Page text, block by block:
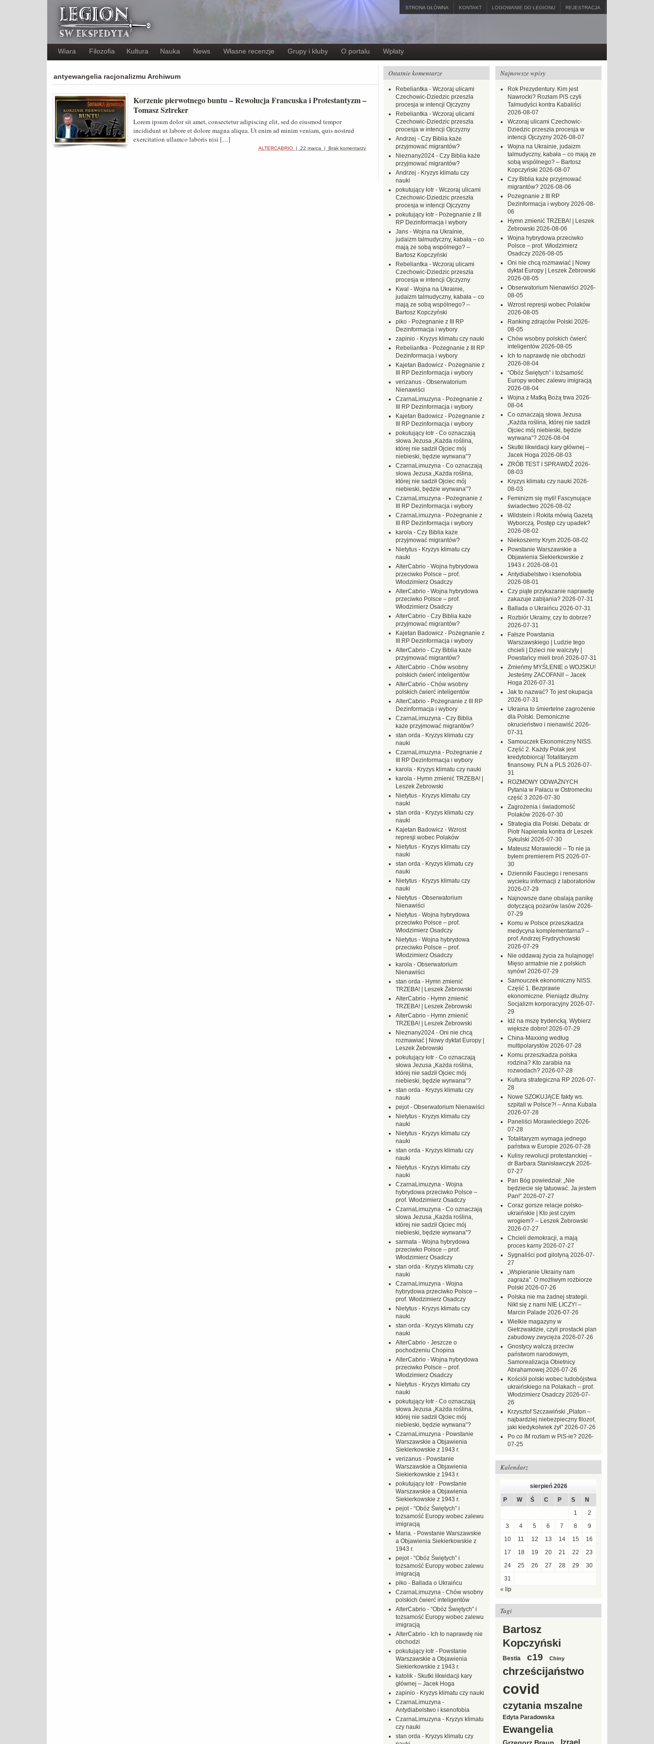
STRONA GŁÓWNA KONTAKT LOGOWANIE DO LEGIONU REJESTRACJA
Wiara Filozofia Kultura Nauka News Własne recenzje Grupy i kluby O portalu Wpłaty
antyewangelia racjonalizmu Archiwum
Korzenie pierwotnego buntu – Rewolucja Francuska i Protestantyzm –
Tomasz Sztreker
Lorem ipsum dolor sit amet, consectetur adipiscing elit, sed do eiusmod tempor
incididunt ut labore et dolore magna aliqua. Ut enim ad minim veniam, quis nostrud
exercitation ullamco laboris nisi […]
ALTERCABRIO | 22 marca | Brak komentarzy
Najnowsze wpisy
Rok Prezydentury. Kim jest
Nawrocki? Rozłam PiS czyli
Talmudyści kontra Kabaliści
2026-08-07
Wczoraj ulicami Czechowic-
Dziedzic przeszła procesja w
intencji Ojczyzny 2026-08-07
Wojna na Ukrainie, judaizm
talmudyczny, kabała – co mają ze
sobą wspólnego? – Bartosz
Kopczyński 2026-08-07
Czy Biblia każe przyjmować
migrantów? 2026-08-06
Pożegnanie z III RP
Dezinformacja i wybory 2026-08-
06
Hymn zmienić TRZEBA! | Leszek
Żebrowski 2026-08-06
Wojna hybrydowa przeciwko
Polsce – prof. Włodzimierz
Osadczy 2026-08-05
Oni nie chcą rozmawiać | Nowy
dyktat Europy | Leszek Żebrowski
2026-08-05
Obserwatorium Nienawiści 2026-
08-05
Wzrost represji wobec Polaków
2026-08-05
Ranking zdrajców Polski 2026-
08-05
Chów wsobny polskich ćwierć
inteligentów 2026-08-05
Ich to naprawdę nie obchodzi
2026-08-04
“Obóz Świętych” i tożsamość
Europy wobec zalewu imigracją
2026-08-04
Wojna z Matką Bożą trwa 2026-
08-04
Co oznaczają słowa Jezusa
„Każda roślina, której nie sadził
Ojciec mój niebieski, będzie
wyrwana”? 2026-08-04
Skutki likwidacji kary głównej –
Jacek Hoga 2026-08-03
ZRÓB TEST I SPRAWDŹ 2026-
08-03
Kryzys klimatu czy nauki 2026-
08-03
Feminizm się myli! Fascynujące
świadectwo 2026-08-02
Wildstein i Rokita mówią Gazetą
Wyborczą. Postęp czy upadek?
2026-08-02
Niekoszerny Krym 2026-08-02
Powstanie Warszawskie a
Objawienia Siekierkowskie z
1943 r. 2026-08-01
Antydiabelstwo i ksenofobia
2026-08-01
Czy piąte przykazanie naprawdę
zakazuje zabijania? 2026-07-31
Ballada o Ukraińcu 2026-07-31
Rozbiór Ukrainy, czy to dobrze?
2026-07-31
Fałsze Powstania
Warszawskiego | Ludzie tego
chcieli | Dzieci nie walczyły |
Powstańcy mieli broń 2026-07-31
Zmieńmy MYŚLENIE o WOJSKU!
Jesteśmy ZACOFANI! – Jacek
Hoga 2026-07-31
Jak to nazwać? To jest okupacja
2026-07-31
Ukraina to śmiertelne zagrożenie
dla Polski. Demoniczne
okrucieństwo i nienawiść 2026-
07-31
Samouczek Ekonomiczny NISS.
Część 2. Każdy Polak jest
kredytobiorcą! Totalitaryzm
finansowy. PLN a PLS 2026-07-
31
ROZMOWY ODWAŻNYCH
Pytania w Pałacu w Ostromecku
część 3 2026-07-30
Zagrożenia i świadomość
Polaków 2026-07-30
Strategia dla Polski. Debata: dr
Piotr Napierała kontra dr Leszek
Sykulski 2026-07-30
Mateusz Morawiecki – To nie ja
byłem premierem PiS 2026-07-
30
Dzienniki Fauciego i renesans
wycieku informacji z laboratoriów
2026-07-29
Najnowsze dane obalają panikę
dotyczącą pożarów lasów 2026-
07-29
Komu w Polsce przeszkadza
medycyna komplementarna? –
prof. Andrzej Frydrychowski
2026-07-29
Nie oddawaj życia za hulajnogę!
Mięso armatnie nie z polskich
synów! 2026-07-29
Samouczek ekonomiczny NISS.
Część 1. Bezprawie
ekonomiczne. Pieniądz dłużny.
Socjalizm korporacyjny 2026-07-
29
Idź na mszę trydencką. Wybierz
większe dobro! 2026-07-29
China-Maxxing według
multipolarystów 2026-07-28
Komu przeszkadza polska
rodzina? Kto zarabia na
rozwodach? 2026-07-28
Kultura strategiczna RP 2026-07-
28
Nowe SZOKUJĄCE fakty ws.
szpitali w Polsce?! – Anna Kubala
2026-07-28
Paneliści Morawieckiego 2026-
07-28
Totalitaryzm wymaga jednego
państwa w Europie 2026-07-28
Kulisy rewolucji protestanckiej –
dr Barbara Stanisławczyk 2026-
07-27
Pan Bóg powiedział: „Nie
będziecie się tatuować. Ja jestem
Pan!” 2026-07-27
Coraz gorsze relacje polsko-
ukraińskie | Kto jest czyim
wrogiem? – Leszek Żebrowski
2026-07-27
Chcieli demokracji, a mają
proces karny 2026-07-27
Sygnaliści pod gilotyną 2026-07-
27
„Wspieranie Ukrainy nam
zagraża”. O możliwym rozbiorze
Polski 2026-07-26
Polska nie ma żadnej strategii.
Nikt się z nami NIE LICZY! –
Marcin Palade 2026-07-26
Wielkie magazyny w
Gietrzwałdzie, czyli prostacki plan
zabudowy zwycięża 2026-07-26
Gnostycy walczą przeciw
państwom narodowym,
Samorealizacja Obietnicy
Abrahamowej 2026-07-26
Kościół polski wobec ludobójstwa
ukraińskiego na Polakach – prof.
Włodzimierz Osadczy 2026-07-
26
Krzysztof Szczawiński „Platon –
najbardziej niebezpieczny filozof,
jaki kiedykolwiek żył” 2026-07-26
Po co IM rozłam w PiS-ie? 2026-
07-25
Kalendarz
sierpień 2026
P
W Ś C P S
N
1
2
3
4 5 6 7 8
9
10
11 12 13 14 15
16
17
18 19 20 21 22
23
24
25 26 27 28 29
30
31
« lip
Tagi
Bartosz
Kopczyński
Bestia c19 Chiny
chrześcijaństwo
covid
czytania mszalne
Edyta Paradowska
Ewangelia
Izrael
Ostatnie komentarze
Rebeliantka - Wczoraj ulicami
Czechowic-Dziedzic przeszła
procesja w intencji Ojczyzny
Rebeliantka - Wczoraj ulicami
Czechowic-Dziedzic przeszła
procesja w intencji Ojczyzny
Andrzej - Czy Biblia każe
przyjmować migrantów?
Nieznany2024 - Czy Biblia każe
przyjmować migrantów?
Andrzej - Kryzys klimatu czy
nauki
pokutujący łotr - Wczoraj ulicami
Czechowic-Dziedzic przeszła
procesja w intencji Ojczyzny
pokutujący łotr - Pożegnanie z III
RP Dezinformacja i wybory
Jans - Wojna na Ukrainie,
judaizm talmudyczny, kabała – co
mają ze sobą wspólnego? –
Bartosz Kopczyński
Rebeliantka - Wczoraj ulicami
Czechowic-Dziedzic przeszła
procesja w intencji Ojczyzny
Kwal - Wojna na Ukrainie,
judaizm talmudyczny, kabała – co
mają ze sobą wspólnego? –
Bartosz Kopczyński
piko - Pożegnanie z III RP
Dezinformacja i wybory
zapinio - Kryzys klimatu czy nauki
Rebeliantka - Pożegnanie z III RP
Dezinformacja i wybory
Kajetan Badowicz - Pożegnanie z
III RP Dezinformacja i wybory
verizanus - Obserwatorium
Nienawiści
CzarnaLimuzyna - Pożegnanie z
III RP Dezinformacja i wybory
Kajetan Badowicz - Pożegnanie z
III RP Dezinformacja i wybory
pokutujący łotr - Co oznaczają
słowa Jezusa „Każda roślina,
której nie sadził Ojciec mój
niebieski, będzie wyrwana”?
CzarnaLimuzyna - Co oznaczają
słowa Jezusa „Każda roślina,
której nie sadził Ojciec mój
niebieski, będzie wyrwana”?
CzarnaLimuzyna - Pożegnanie z
III RP Dezinformacja i wybory
CzarnaLimuzyna - Pożegnanie z
III RP Dezinformacja i wybory
karola - Czy Biblia każe
przyjmować migrantów?
Nietytus - Kryzys klimatu czy
nauki
AlterCabrio - Wojna hybrydowa
przeciwko Polsce – prof.
Włodzimierz Osadczy
AlterCabrio - Wojna hybrydowa
przeciwko Polsce – prof.
Włodzimierz Osadczy
AlterCabrio - Czy Biblia każe
przyjmować migrantów?
Kajetan Badowicz - Pożegnanie z
III RP Dezinformacja i wybory
AlterCabrio - Czy Biblia każe
przyjmować migrantów?
AlterCabrio - Chów wsobny
polskich ćwierć inteligentów
AlterCabrio - Chów wsobny
polskich ćwierć inteligentów
AlterCabrio - Pożegnanie z III RP
Dezinformacja i wybory
CzarnaLimuzyna - Czy Biblia
każe przyjmować migrantów?
stan orda - Kryzys klimatu czy
nauki
CzarnaLimuzyna - Pożegnanie z
III RP Dezinformacja i wybory
karola - Kryzys klimatu czy nauki
karola - Hymn zmienić TRZEBA! |
Leszek Żebrowski
Nietytus - Kryzys klimatu czy
nauki
stan orda - Kryzys klimatu czy
nauki
Kajetan Badowicz - Wzrost
represji wobec Polaków
Nietytus - Kryzys klimatu czy
nauki
stan orda - Kryzys klimatu czy
nauki
Nietytus - Kryzys klimatu czy
nauki
Nietytus - Obserwatorium
Nienawiści
Nietytus - Wojna hybrydowa
przeciwko Polsce – prof.
Włodzimierz Osadczy
Nietytus - Wojna hybrydowa
przeciwko Polsce – prof.
Włodzimierz Osadczy
karola - Obserwatorium
Nienawiści
stan orda - Hymn zmienić
TRZEBA! | Leszek Żebrowski
AlterCabrio - Hymn zmienić
TRZEBA! | Leszek Żebrowski
AlterCabrio - Hymn zmienić
TRZEBA! | Leszek Żebrowski
Nieznany2024 - Oni nie chcą
rozmawiać | Nowy dyktat Europy |
Leszek Żebrowski
pokutujący łotr - Co oznaczają
słowa Jezusa „Każda roślina,
której nie sadził Ojciec mój
niebieski, będzie wyrwana”?
stan orda - Kryzys klimatu czy
nauki
pejot- Obserwatorium Nienawiści
Nietytus - Kryzys klimatu czy
nauki
Nietytus - Kryzys klimatu czy
nauki
stan orda - Kryzys klimatu czy
nauki
Nietytus - Kryzys klimatu czy
nauki
CzarnaLimuzyna - Wojna
hybrydowa przeciwko Polsce –
prof. Włodzimierz Osadczy
CzarnaLimuzyna - Co oznaczają
słowa Jezusa „Każda roślina,
której nie sadził Ojciec mój
niebieski, będzie wyrwana”?
sarmata - Wojna hybrydowa
przeciwko Polsce – prof.
Włodzimierz Osadczy
stan orda - Kryzys klimatu czy
nauki
CzarnaLimuzyna - Wojna
hybrydowa przeciwko Polsce –
prof. Włodzimierz Osadczy
Nietytus - Kryzys klimatu czy
nauki
stan orda - Kryzys klimatu czy
nauki
AlterCabrio - Jeszcze o
pochodzeniu Chopina
AlterCabrio - Wojna hybrydowa
przeciwko Polsce – prof.
Włodzimierz Osadczy
Nietytus - Kryzys klimatu czy
nauki
pokutujący łotr - Co oznaczają
słowa Jezusa „Każda roślina,
której nie sadził Ojciec mój
niebieski, będzie wyrwana”?
CzarnaLimuzyna - Powstanie
Warszawskie a Objawienia
Siekierkowskie z 1943 r.
verizanus - Powstanie
Warszawskie a Objawienia
Siekierkowskie z 1943 r.
pokutujący łotr - Powstanie
Warszawskie a Objawienia
Siekierkowskie z 1943 r.
pejot- “Obóz Świętych” i
tożsamość Europy wobec zalewu
imigracją
Maria. - Powstanie Warszawskie
a Objawienia Siekierkowskie z
1943 r.
pejot- “Obóz Świętych” i
tożsamość Europy wobec zalewu
imigracją
piko - Ballada o Ukraińcu
CzarnaLimuzyna - Chów wsobny
polskich ćwierć inteligentów
AlterCabrio - “Obóz Świętych” i
tożsamość Europy wobec zalewu
imigracją
AlterCabrio - Ich to naprawdę nie
obchodzi
pokutujący łotr - Powstanie
Warszawskie a Objawienia
Siekierkowskie z 1943 r.
katolik - Skutki likwidacji kary
głównej – Jacek Hoga
zapinio - Kryzys klimatu czy nauki
CzarnaLimuzyna -
Antydiabelstwo i ksenofobia
CzarnaLimuzyna - Kryzys klimatu
czy nauki
stan orda - Kryzys klimatu czy